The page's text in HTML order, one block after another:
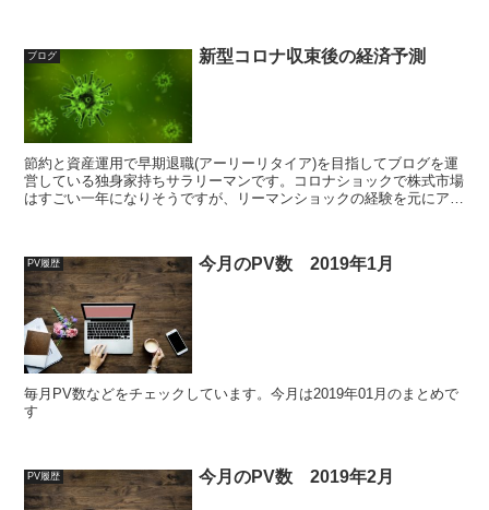
ブログ 新型コロナ収束後の経済予測
節約と資産運用で早期退職(アーリーリタイア)を目指してブログを運
営している独身家持ちサラリーマンです。コロナショックで株式市場
はすごい一年になりそうですが、リーマンショックの経験を元にアフ
PV履歴 今月のPV数 2019年1月
毎月PV数などをチェックしています。今月は2019年01月のまとめで
す
PV履歴 今月のPV数 2019年2月